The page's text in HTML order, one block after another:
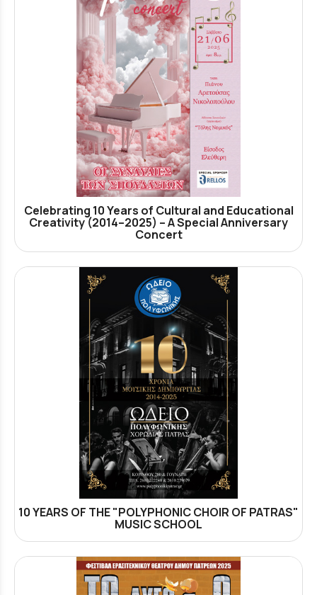
Celebrating 10 Years of Cultural and Educational
Creativity (2014–2025) – A Special Anniversary
Concert
10 YEARS OF THE "POLYPHONIC CHOIR OF PATRAS"
MUSIC SCHOOL